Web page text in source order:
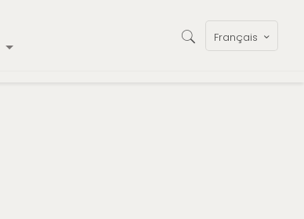
Français